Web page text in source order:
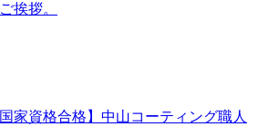
挨拶。
国家資格合格】中山コーティング職人